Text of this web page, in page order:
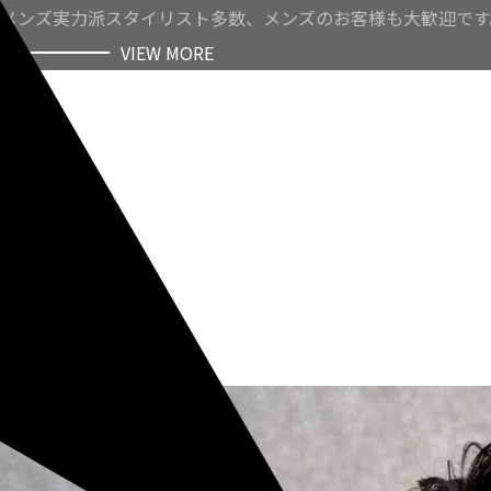
メンズ実力派スタイリスト多数、メンズのお客様も大歓迎で
VIEW MORE
VIEW MORE